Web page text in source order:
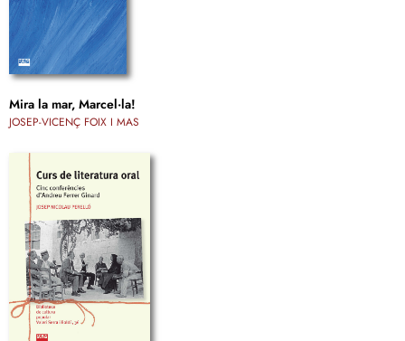
Mira la mar, Marcel·la!
JOSEP-VICENÇ FOIX I MAS